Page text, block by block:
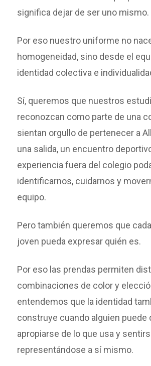
significa dejar de ser uno mismo.
Por eso nuestro uniforme no
homogeneidad, sino desde el
identidad colectiva e
Sí, queremos que nuestros
reconozcan como parte de una
sientan orgullo de pertenecer a
una salida, un encuentro
experiencia fuera del colegio
identificarnos, cuidarnos y
equipo.
Pero también queremos que
joven pueda expresar quién es.
Por eso las prendas permiten
combinaciones de color y
entendemos que la identidad
construye cuando alguien puede
apropiarse de lo que usa y
representándose a sí mismo.